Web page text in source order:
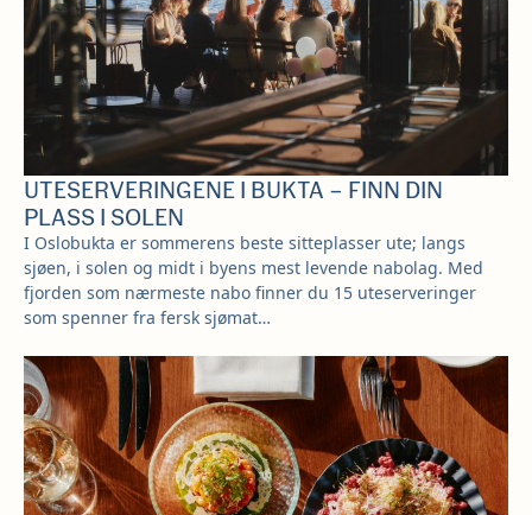
UTESERVERINGENE I BUKTA – FINN DIN
PLASS I SOLEN
I Oslobukta er sommerens beste sitteplasser ute; langs
sjøen, i solen og midt i byens mest levende nabolag. Med
fjorden som nærmeste nabo finner du 15 uteserveringer
som spenner fra fersk sjømat…